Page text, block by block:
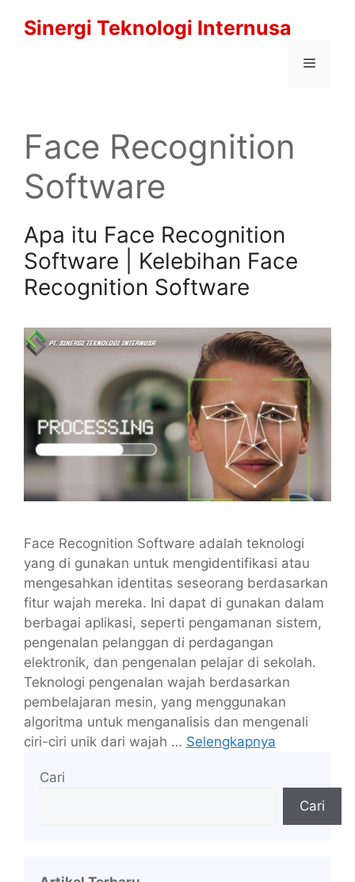
Sinergi Teknologi Internusa
Menu
Face Recognition
Software
Apa itu Face Recognition
Software | Kelebihan Face
Recognition Software
Face Recognition Software adalah teknologi
yang di gunakan untuk mengidentifikasi atau
mengesahkan identitas seseorang berdasarkan
fitur wajah mereka. Ini dapat di gunakan dalam
berbagai aplikasi, seperti pengamanan sistem,
pengenalan pelanggan di perdagangan
elektronik, dan pengenalan pelajar di sekolah.
Teknologi pengenalan wajah berdasarkan
pembelajaran mesin, yang menggunakan
algoritma untuk menganalisis dan mengenali
ciri-ciri unik dari wajah … Selengkapnya
Cari
Cari